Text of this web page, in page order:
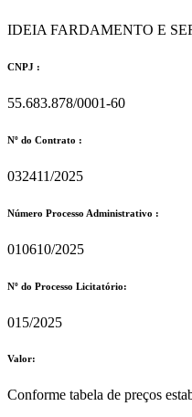
IDEIA FARDAMENTO E
CNPJ :
55.683.878/0001-60
Nº do Contrato :
032411/2025
Número Processo Administrativo :
010610/2025
Nº do Processo Licitatório:
015/2025
Valor:
Conforme tabela de preços